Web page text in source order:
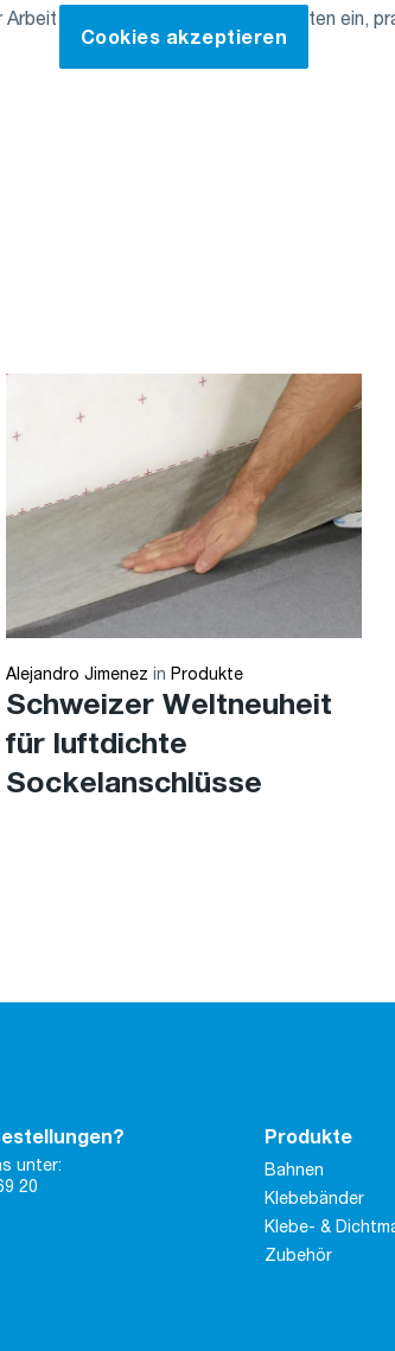
Cookies akzeptieren
taucht sie gerne in Bücherwelten ein,
Alejandro Jimenez in Produkte
Schweizer Weltneuheit
für luftdichte
Sockelanschlüsse
unter:
20
Produkte
Bahnen
Klebebänder
Klebe- &
Zubehör